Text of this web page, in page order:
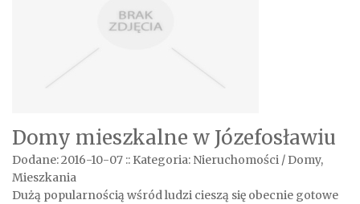
Domy mieszkalne w Józefosławiu
Dodane: 2016-10-07 :: Kategoria: Nieruchomości / Domy,
Mieszkania
Dużą popularnością wśród ludzi cieszą się obecnie gotowe